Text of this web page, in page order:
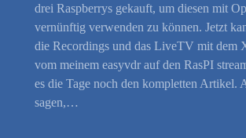
drei Raspberrys gekauft, um diesen mit
vernünftig verwenden zu können. Jetzt
die Recordings und das LiveTV mit dem
vom meinem easyvdr auf den RasPI
es die Tage noch den kompletten Artikel.
sagen,…